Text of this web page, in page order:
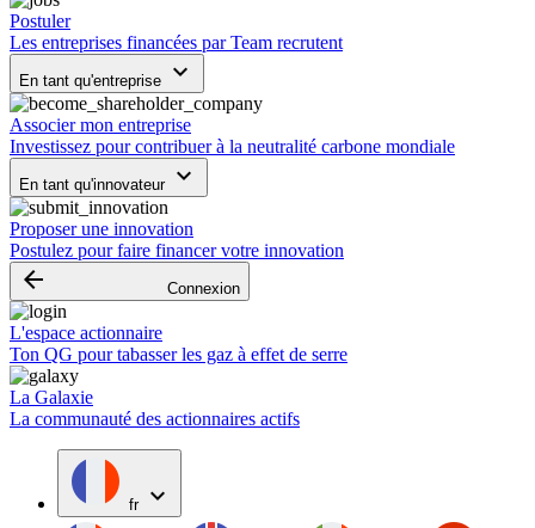
Postuler
Les entreprises financées par Team recrutent
En tant qu'entreprise keyboard_arrow_down
Associer mon entreprise
Investissez pour contribuer à la neutralité carbone mondiale
En tant qu'innovateur keyboard_arrow_down
Proposer une innovation
Postulez pour faire financer votre innovation
arrow_backward Connexion
L'espace actionnaire
Ton QG pour tabasser les gaz à effet de serre
La Galaxie
La communauté des actionnaires actifs
fr expand_more